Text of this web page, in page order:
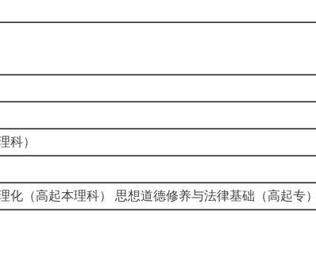
科）
化（高起本理科） 思想道德修养与法律基础（高起专